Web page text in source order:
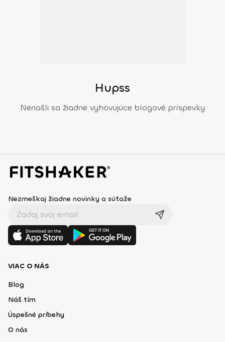
Hupss
Nenašli sa žiadne vyhovujúce blogové príspevky
Nezmeškaj žiadne novinky a súťaže
VIAC O NÁS
Blog
Náš tím
Úspešné príbehy
O nás